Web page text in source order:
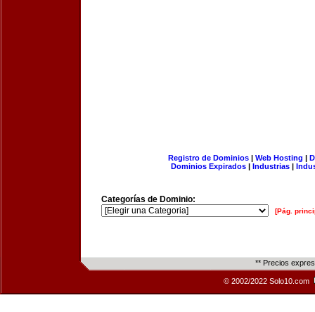
Registro de Dominios| Web Hosting |
Dominios Expirados | Industrias |
Categorías de Dominio:
[Pág.
** Precios
© 2002/2022 Solo10.com